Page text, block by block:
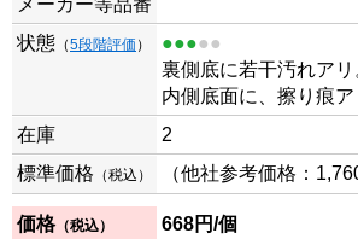
メーカー等品番
状態 （5段階評価 ） ●●●●●
裏側底に若干汚れアリ
内側底面に、擦り痕ア
在庫
2
標準価格 （税込） （他社参考価格：
価格（税込） 668円/個